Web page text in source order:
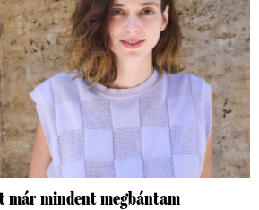
már mindent megbántam